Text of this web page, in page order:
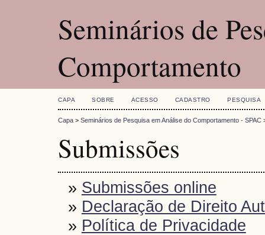
Seminários de
Comportamento
CAPA SOBRE ACESSO CADASTRO PESQUISA
Capa > Seminários de Pesquisa em Análise do Comportamento - SPAC
Submissões
» Submissões online
» Declaração de Direito
» Política de Privacidade